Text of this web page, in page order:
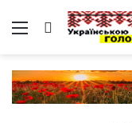
Меню Пошук